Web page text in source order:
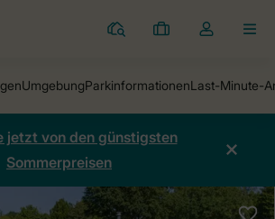
Ferienparks
Meine
Dropdown-
öffnen
jetzt von den günstigsten
Sommerpreisen